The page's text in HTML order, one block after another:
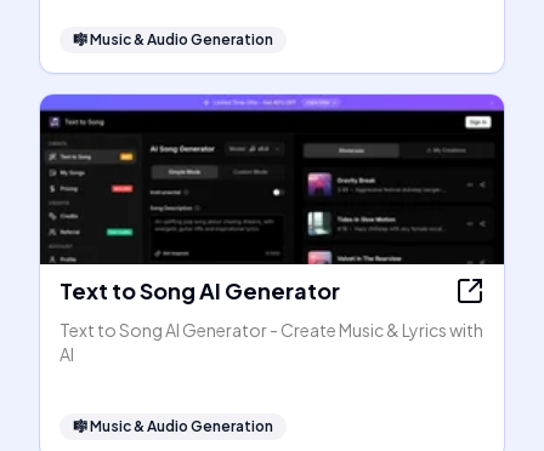
🎼Music & Audio Generation
Text to Song AI Generator
Text to Song AI Generator - Create Music & Lyrics with
AI
🎼Music & Audio Generation